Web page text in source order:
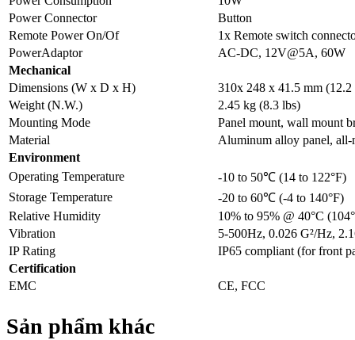
Power Connector
Button
Remote Power On/Of
1x Remote switch
PowerAdaptor
AC-DC, 12V@5A, 60W
Mechanical
Dimensions (W x D x H)
310x 248 x 41.5 mm
Weight (N.W.)
2.45 kg (8.3 lbs)
Mounting Mode
Panel mount, wall mount
Material
Aluminum alloy panel, all-
Environment
Operating Temperature
-10 to 50℃ (14 to 122°F)
Storage Temperature
-20 to 60℃ (-4 to 140°F)
Relative Humidity
10% to 95% @ 40°C
Vibration
5-500Hz, 0.026 G²/Hz,
IP Rating
IP65 compliant (for front
Certification
EMC
CE, FCC
Sản phẩm khác